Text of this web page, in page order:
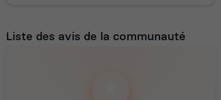
Liste des avis de la communauté